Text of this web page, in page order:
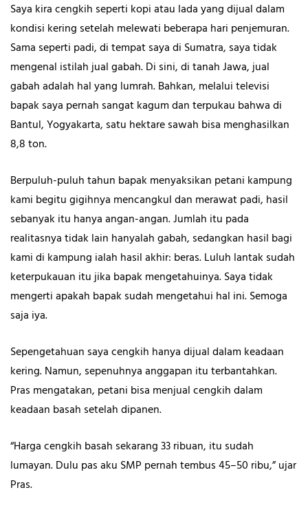
Saya kira cengkih seperti kopi atau lada yang dijual dalam
kondisi kering setelah melewati beberapa hari penjemuran.
Sama seperti padi, di tempat saya di Sumatra, saya tidak
mengenal istilah jual gabah. Di sini, di tanah Jawa, jual
gabah adalah hal yang lumrah. Bahkan, melalui televisi
bapak saya pernah sangat kagum dan terpukau bahwa di
Bantul, Yogyakarta, satu hektare sawah bisa menghasilkan
8,8 ton.
Berpuluh-puluh tahun bapak menyaksikan petani kampung
kami begitu gigihnya mencangkul dan merawat padi, hasil
sebanyak itu hanya angan-angan. Jumlah itu pada
realitasnya tidak lain hanyalah gabah, sedangkan hasil bagi
kami di kampung ialah hasil akhir: beras. Luluh lantak sudah
keterpukauan itu jika bapak mengetahuinya. Saya tidak
mengerti apakah bapak sudah mengetahui hal ini. Semoga
saja iya.
Sepengetahuan saya cengkih hanya dijual dalam keadaan
kering. Namun, sepenuhnya anggapan itu terbantahkan.
Pras mengatakan, petani bisa menjual cengkih dalam
keadaan basah setelah dipanen.
“Harga cengkih basah sekarang 33 ribuan, itu sudah
lumayan. Dulu pas aku SMP pernah tembus 45–50 ribu,” ujar
Pras.